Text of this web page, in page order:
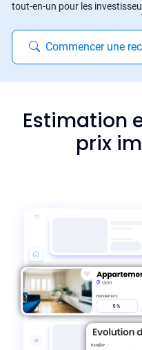
tout-en-un pour les
Commencer une
Estimation
prix